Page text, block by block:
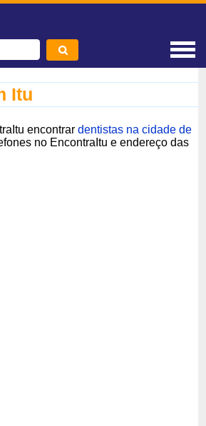
Itu
encontrardentistas na cidade de
no EncontraItu e endereço das